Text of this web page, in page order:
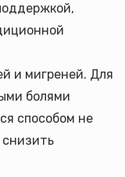
и мигреней. Для
болями
способом не